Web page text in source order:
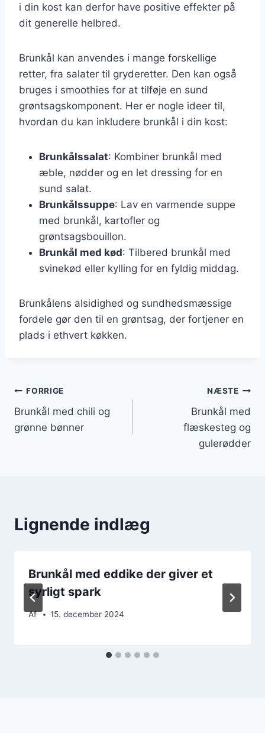
i din kost kan derfor have positive effekter på
dit generelle helbred.
Brunkål kan anvendes i mange forskellige
retter, fra salater til gryderetter. Den kan også
bruges i smoothies for at tilføje en sund
grøntsagskomponent. Her er nogle ideer til,
hvordan du kan inkludere brunkål i din kost:
Brunkålssalat: Kombiner brunkål med
æble, nødder og en let dressing for en
sund salat.
Brunkålssuppe: Lav en varmende suppe
med brunkål, kartofler og
grøntsagsbouillon.
Brunkål med kød: Tilbered brunkål med
svinekød eller kylling for en fyldig middag.
Brunkålens alsidighed og sundhedsmæssige
fordele gør den til en grøntsag, der fortjener en
plads i ethvert køkken.
Indlægsnavigation
FORRIGE
Brunkål med chili og
grønne bønner
NÆSTE
Brunkål med
flæskesteg og
gulerødder
Lignende indlæg
Brunkål med eddike der giver et
syrligt spark
Af 15. december 2024